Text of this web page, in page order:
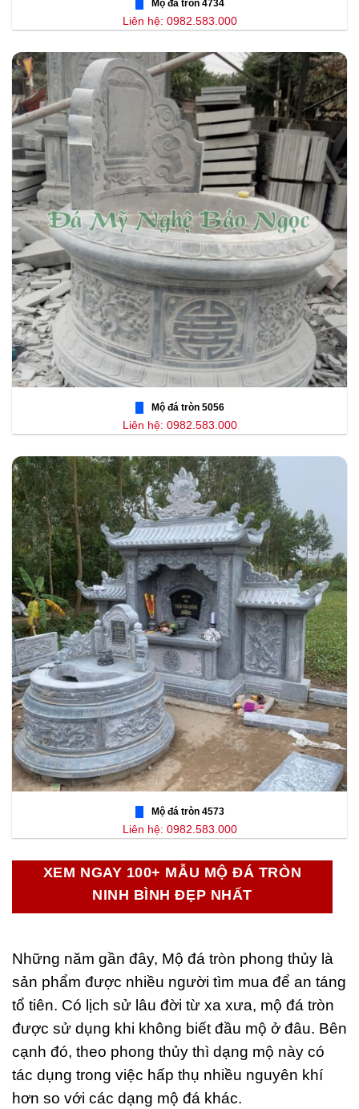
Mộ đá tròn 4734
Liên hệ: 0982.583.000
Mộ đá tròn 5056
Liên hệ: 0982.583.000
Mộ đá tròn 4573
Liên hệ: 0982.583.000
XEM NGAY 100+ MẪU MỘ ĐÁ TRÒN
NINH BÌNH ĐẸP NHẤT
Những năm gần đây, Mộ đá tròn phong thủy là
sản phẩm được nhiều người tìm mua để an táng
tổ tiên. Có lịch sử lâu đời từ xa xưa, mộ đá tròn
được sử dụng khi không biết đầu mộ ở đâu. Bên
cạnh đó, theo phong thủy thì dạng mộ này có
tác dụng trong việc hấp thụ nhiều nguyên khí
hơn so với các dạng mộ đá khác.